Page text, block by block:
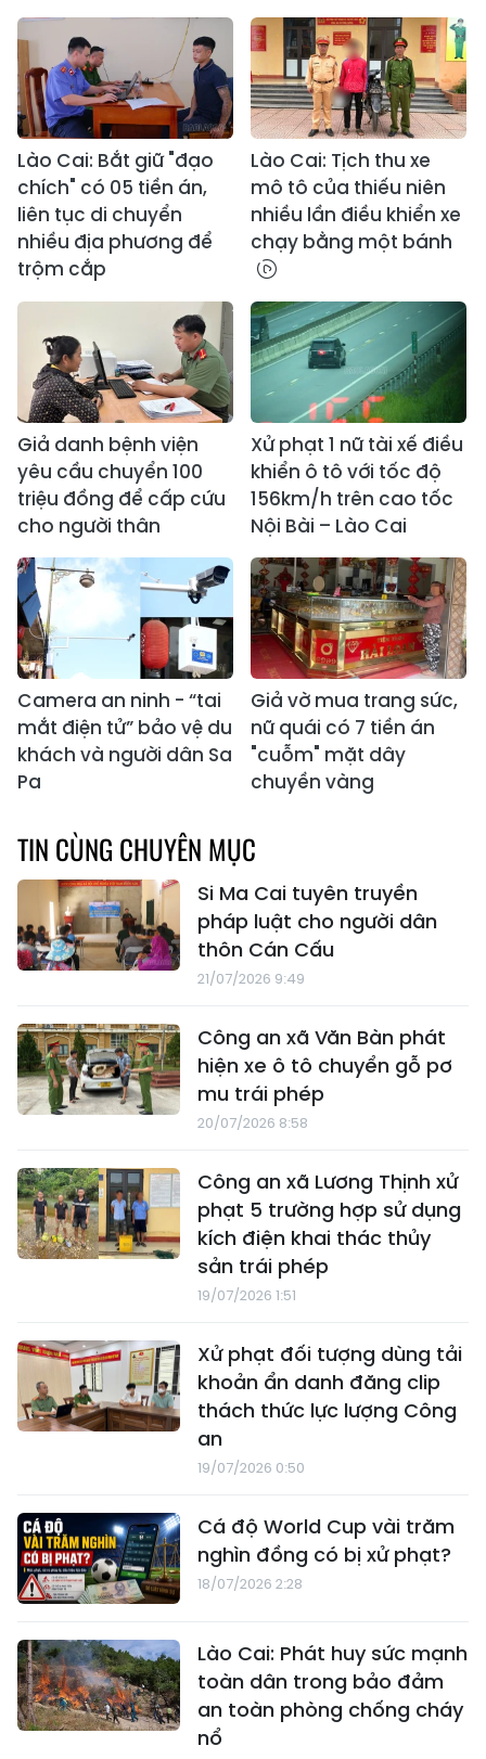
Lào Cai: Bắt giữ "đạo
chích" có 05 tiền án,
liên tục di chuyển
nhiều địa phương để
trộm cắp
Lào Cai: Tịch thu xe
mô tô của thiếu niên
nhiều lần điều khiển xe
chạy bằng một bánh
Giả danh bệnh viện
yêu cầu chuyển 100
triệu đồng để cấp cứu
cho người thân
Xử phạt 1 nữ tài xế điều
khiển ô tô với tốc độ
156km/h trên cao tốc
Nội Bài – Lào Cai
Camera an ninh - “tai
mắt điện tử” bảo vệ du
khách và người dân Sa
Pa
Giả vờ mua trang sức,
nữ quái có 7 tiền án
"cuỗm" mặt dây
chuyền vàng
TIN CÙNG CHUYÊN MỤC
Si Ma Cai tuyên truyền
pháp luật cho người dân
thôn Cán Cấu
21/07/2026 9:49
Công an xã Văn Bàn phát
hiện xe ô tô chuyển gỗ pơ
mu trái phép
20/07/2026 8:58
Công an xã Lương Thịnh xử
phạt 5 trường hợp sử dụng
kích điện khai thác thủy
sản trái phép
19/07/2026 1:51
Xử phạt đối tượng dùng tải
khoản ẩn danh đăng clip
thách thức lực lượng Công
an
19/07/2026 0:50
Cá độ World Cup vài trăm
nghìn đồng có bị xử phạt?
18/07/2026 2:28
Lào Cai: Phát huy sức mạnh
toàn dân trong bảo đảm
an toàn phòng chống cháy
nổ